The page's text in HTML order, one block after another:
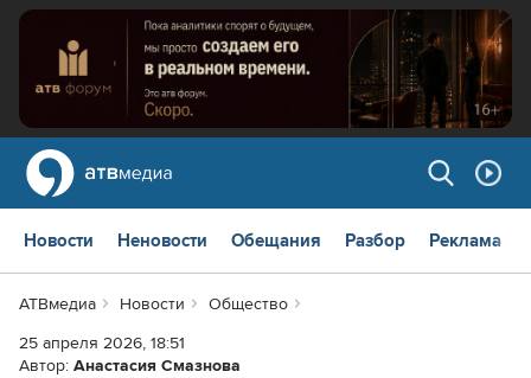
Новости Неновости Обещания Разбор Реклама
АТВмедиа Новости
Общество
25 апреля 2026, 18:51
Автор: Анастасия Смазнова